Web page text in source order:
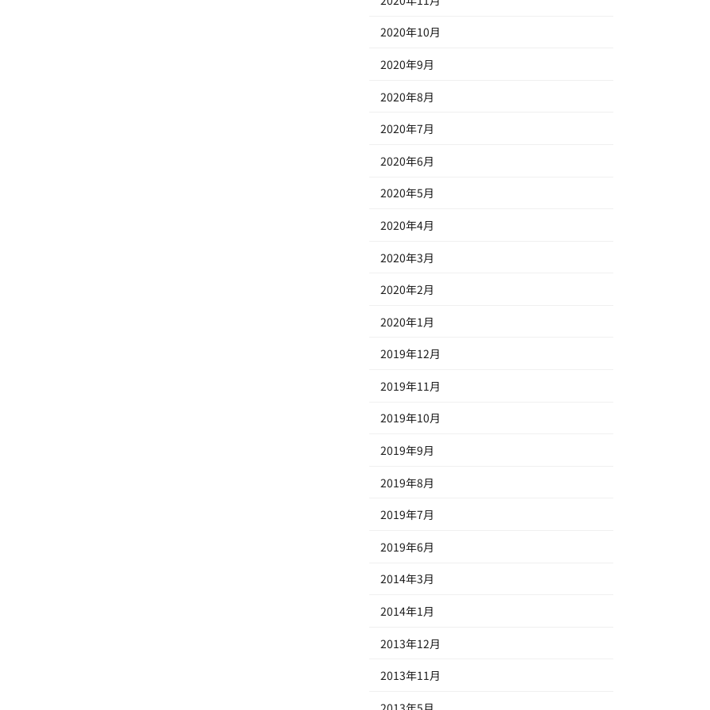
2020年10月
2020年9月
2020年8月
2020年7月
2020年6月
2020年5月
2020年4月
2020年3月
2020年2月
2020年1月
2019年12月
2019年11月
2019年10月
2019年9月
2019年8月
2019年7月
2019年6月
2014年3月
2014年1月
2013年12月
2013年11月